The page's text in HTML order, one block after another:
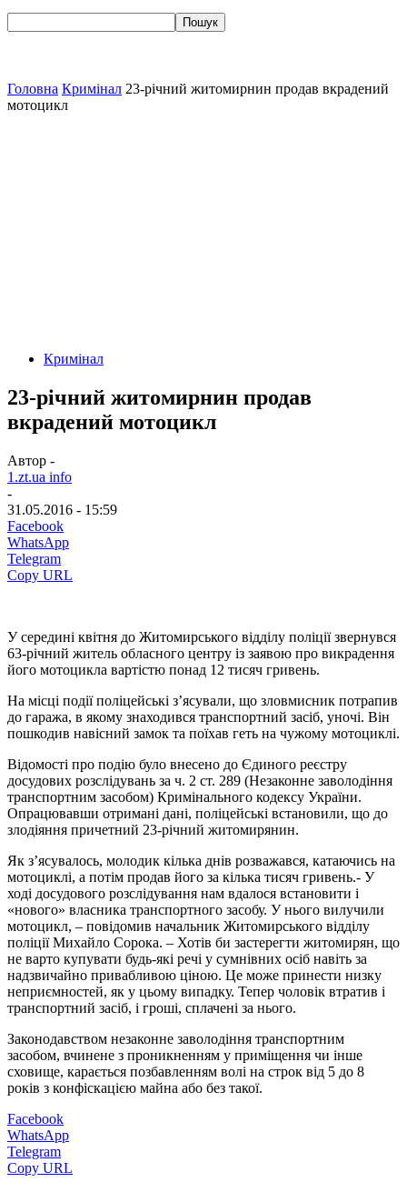
Головна Кримінал 23-річний житомирнин продав вкрадений
мотоцикл
Кримінал
23-річний житомирнин продав
вкрадений мотоцикл
Автор -
1.zt.ua info
-
31.05.2016 - 15:59
Facebook
WhatsApp
Telegram
Copy URL
У середині квітня до Житомирського відділу поліції звернувся
63-річний житель обласного центру із заявою про викрадення
його мотоцикла вартістю понад 12 тисяч гривень.
На місці події поліцейські з’ясували, що зловмисник потрапив
до гаража, в якому знаходився транспортний засіб, уночі. Він
пошкодив навісний замок та поїхав геть на чужому мотоциклі.
Відомості про подію було внесено до Єдиного реєстру
досудових розслідувань за ч. 2 ст. 289 (Незаконне заволодіння
транспортним засобом) Кримінального кодексу України.
Опрацювавши отримані дані, поліцейські встановили, що до
злодіяння причетний 23-річний житомирянин.
Як з’ясувалось, молодик кілька днів розважався, катаючись на
мотоциклі, а потім продав його за кілька тисяч гривень.- У
ході досудового розслідування нам вдалося встановити і
«нового» власника транспортного засобу. У нього вилучили
мотоцикл, – повідомив начальник Житомирського відділу
поліції Михайло Сорока. – Хотів би застерегти житомирян, що
не варто купувати будь-які речі у сумнівних осіб навіть за
надзвичайно привабливою ціною. Це може принести низку
неприємностей, як у цьому випадку. Тепер чоловік втратив і
транспортний засіб, і гроші, сплачені за нього.
Законодавством незаконне заволодіння транспортним
засобом, вчинене з проникненням у приміщення чи інше
сховище, карається позбавленням волі на строк від 5 до 8
років з конфіскацією майна або без такої.
Facebook
WhatsApp
Telegram
Copy URL